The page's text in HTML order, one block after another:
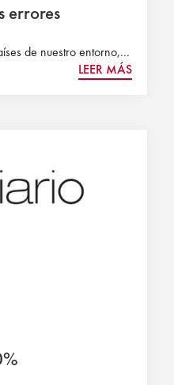
errores
de nuestro entorno,...
LEER MÁS